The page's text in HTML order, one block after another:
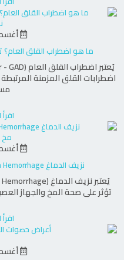
الأشعة فوق
لتصوير الأعضاء
استخدامها لفحص:
الجنين أثناء الحمل
أشعة الدوبلرفي
الأوعية الدموية،
مشاكل الأوعية الدموية
تجلطات الدم
مشاكل تدفق الدم إلى
أغسطس
ما هو اضطراب القلق
اضطرابات القلق المزمنة
أغسطس
نزيف الدماغ Brain Hemorrhage الأعراض والأسباب والعلاج
تؤثر على صحة المخ والجهاز
أغسطس